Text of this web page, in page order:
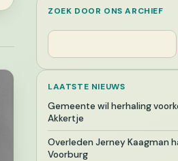
ZOEK DOOR ONS ARCHIEF
Zoeken
LAATSTE NIEUWS
Gemeente wil herhaling
Akkertje
Overleden Jerney Kaagman
Voorburg